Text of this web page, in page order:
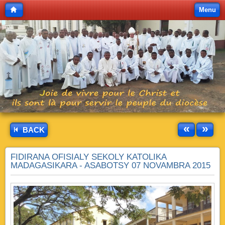
Menu
BACK « »
FIDIRANA OFISIALY SEKOLY KATOLIKA
MADAGASIKARA - ASABOTSY 07 NOVAMBRA 2015